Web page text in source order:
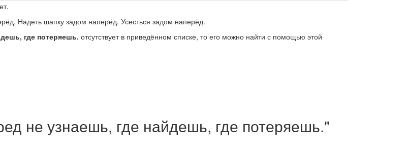
Надеть шапку задом наперёд. Усесться задом наперёд.
где потеряешь. отсутствует в приведённом списке, то его можно найти с помощью этой
не узнаешь, где найдешь, где потеряешь."